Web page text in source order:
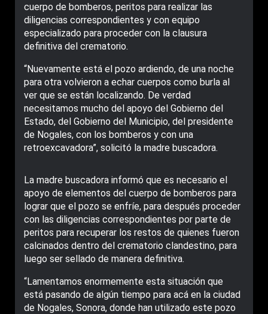
cuerpo de bomberos, peritos para realizar las
diligencias correspondientes y con equipo
especializado para proceder con la clausura
definitiva del crematorio.
“Nuevamente está el pozo ardiendo, de una noche
para otra volvieron a echar cuerpos como burla al
ver que se están localizando. De verdad
necesitamos mucho del apoyo del Gobierno del
Estado, del Gobierno del Municipio, del presidente
de Nogales, con los bomberos y con una
retroexcavadora”, solicitó la madre buscadora.
La madre buscadora informó que es necesario el
apoyo de elementos del cuerpo de bomberos para
lograr que el pozo se enfríe, para después proceder
con las diligencias correspondientes por parte de
peritos para recuperar los restos de quienes fueron
calcinados dentro del crematorio clandestino, para
luego ser sellado de manera definitiva.
“Lamentamos enormemente esta situación que
está pasando de algún tiempo para acá en la ciudad
de Nogales, Sonora, donde han utilizado este pozo